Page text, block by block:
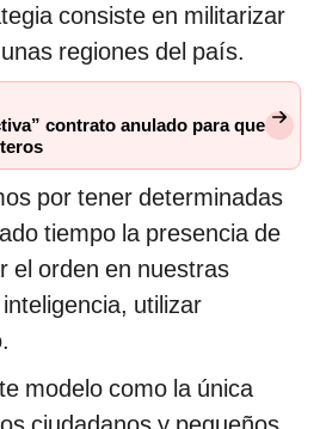
consiste en militarizar
regiones del país.
contrato anulado para que
por tener determinadas
tiempo la presencia de
el orden en nuestras
utilizar
modelo como la única